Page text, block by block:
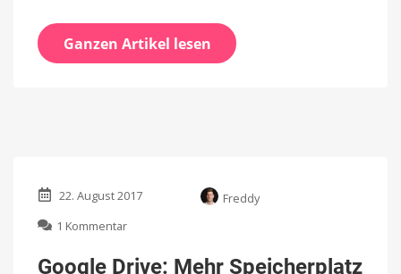
Ganzen Artikel lesen
22. August 2017
Freddy
1 Kommentar
Drive:
Google Drive: Mehr Speicherplatz